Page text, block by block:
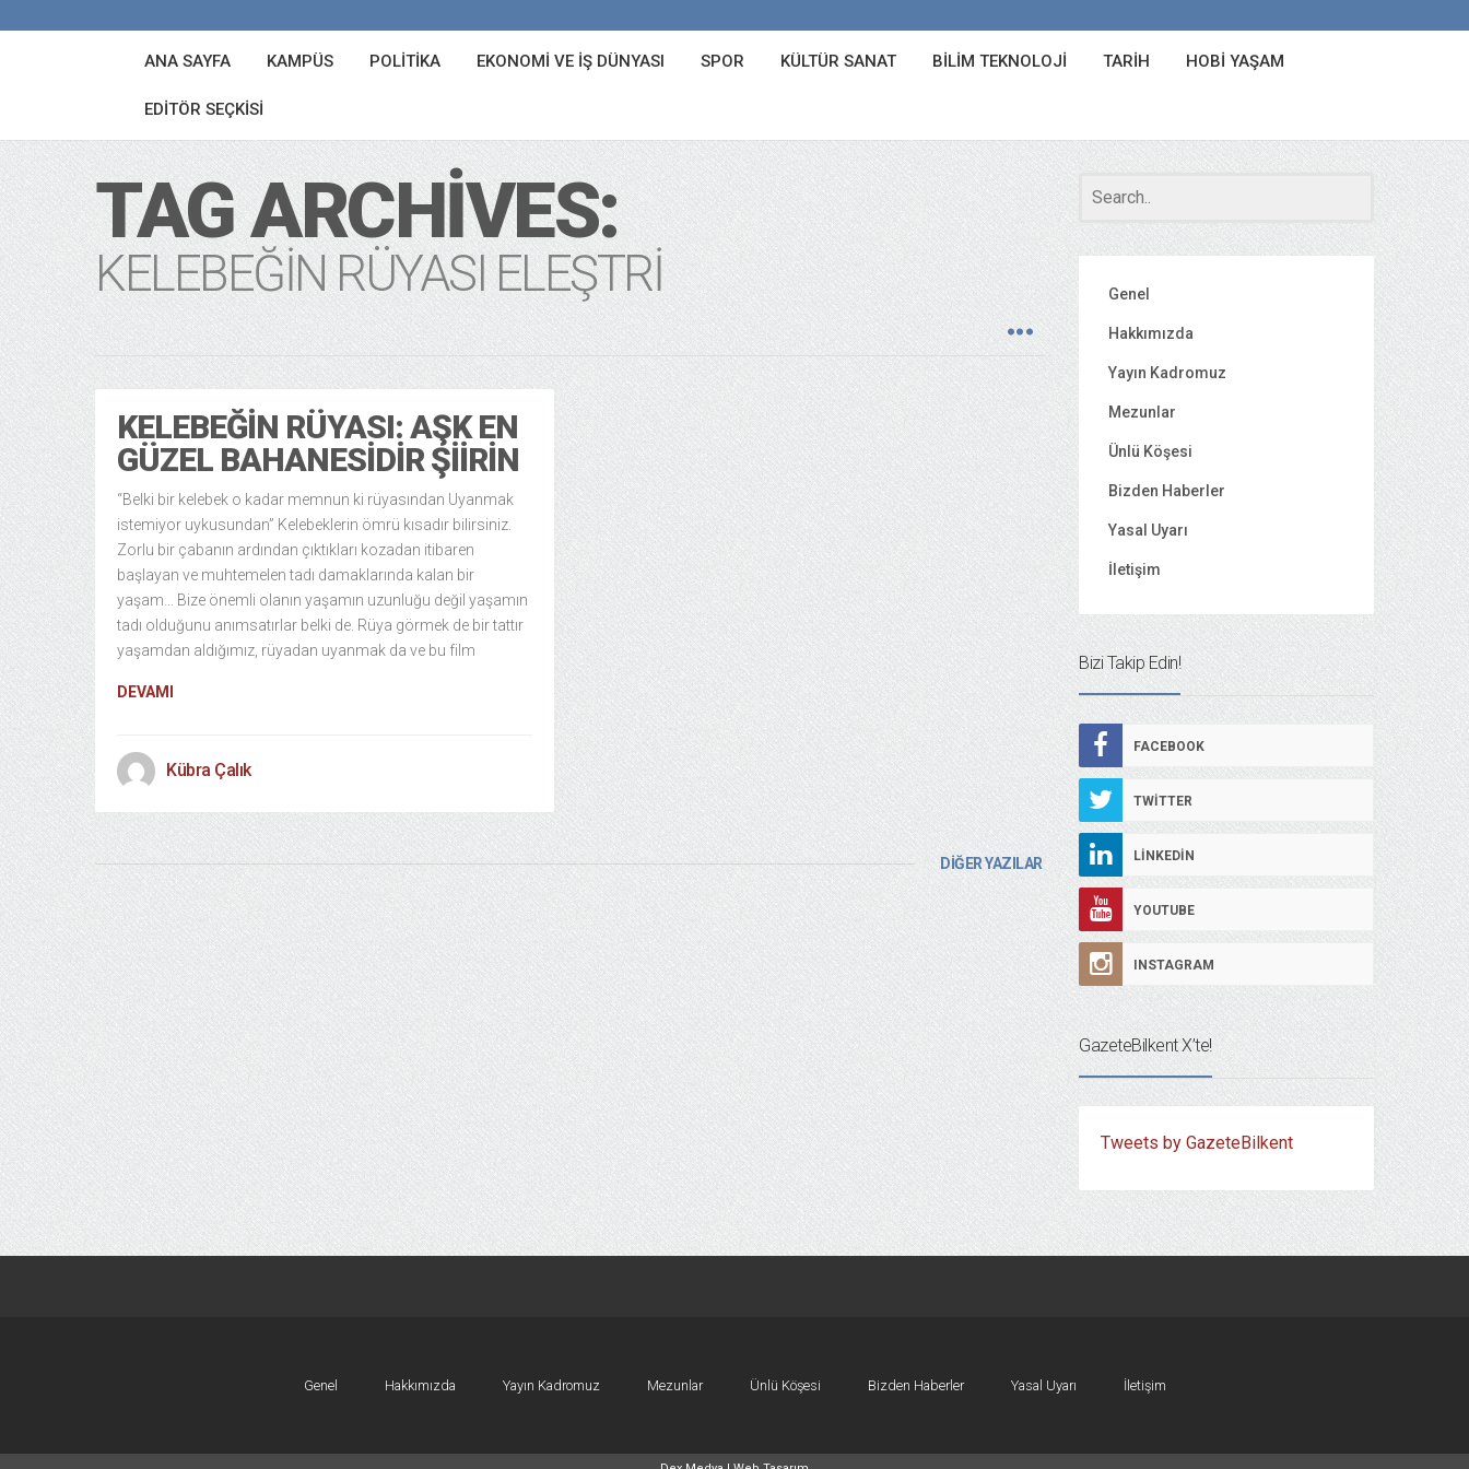
ANA SAYFA KAMPÜS POLITIKA EKONOMI VE İŞ DÜNYASI SPOR KÜLTÜR SANAT BILIM TEKNOLOJI TARIH HOBI YAŞAM
EDITÖR SEÇKISI
TAG ARCHIVES:
KELEBEĞIN RÜYASI ELEŞTRI
KELEBEĞIN RÜYASI: AŞK EN
GÜZEL BAHANESIDIR ŞIIRIN
“Belki bir kelebek o kadar memnun ki rüyasından Uyanmak
istemiyor uykusundan” Kelebeklerin ömrü kısadır bilirsiniz.
Zorlu bir çabanın ardından çıktıkları kozadan itibaren
başlayan ve muhtemelen tadı damaklarında kalan bir
yaşam… Bize önemli olanın yaşamın uzunluğu değil yaşamın
tadı olduğunu anımsatırlar belki de. Rüya görmek de bir tattır
yaşamdan aldığımız, rüyadan uyanmak da ve bu film
DEVAMI
Kübra Çalık
DİĞER YAZILAR
Genel
Hakkımızda
Yayın Kadromuz
Mezunlar
Ünlü Köşesi
Bizden Haberler
Yasal Uyarı
İletişim
Bizi Takip Edin!
FACEBOOK
TWITTER
LINKEDIN
YOUTUBE
INSTAGRAM
GazeteBilkent X’te!
Tweets by GazeteBilkent
Genel Hakkımızda Yayın Kadromuz Mezunlar Ünlü Köşesi Bizden Haberler Yasal Uyarı İletişim